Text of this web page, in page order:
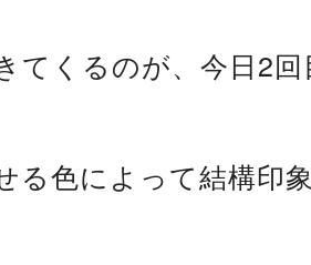
てくるのが、今日2
る色によって結構印